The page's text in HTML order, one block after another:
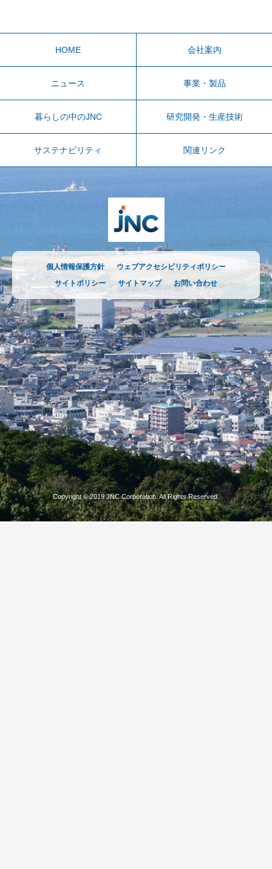
HOME 会社案内
ニュース 事業・製品
暮らしの中のJNC 研究開発・生産技術
サステナビリティ 関連リンク
個人情報保護方針
ウェブアクセシビリティポリシー
サイトポリシー
サイトマップ お問い合わせ
Copyright © 2019 JNC Corporation. All Rights Reserved.